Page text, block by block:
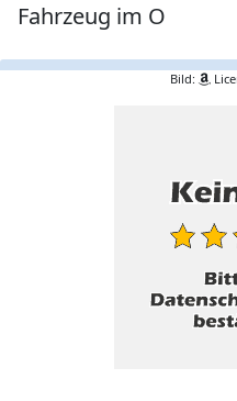
Fahrzeug im O
Bild: